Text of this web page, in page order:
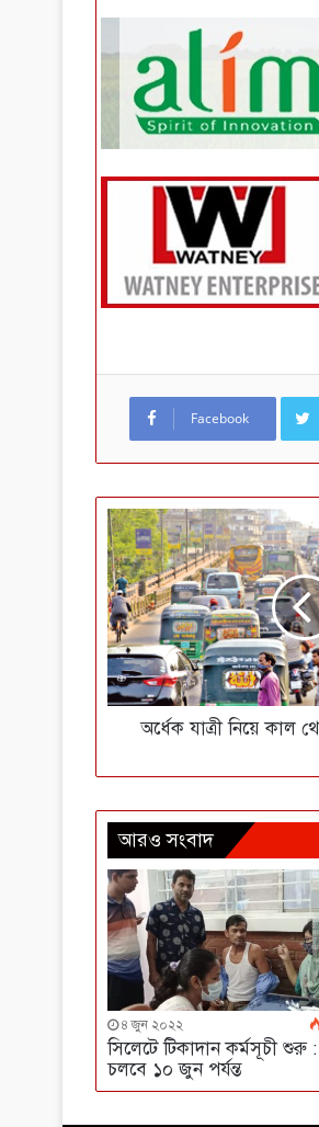
Facebook
অর্ধেক যাত্রী নিয়ে কাল
আরও সংবাদ
৪ জুন ২০২২
সিলেটে টিকাদান কর্মসূচী শুরু :
চলবে ১০ জুন পর্যন্ত